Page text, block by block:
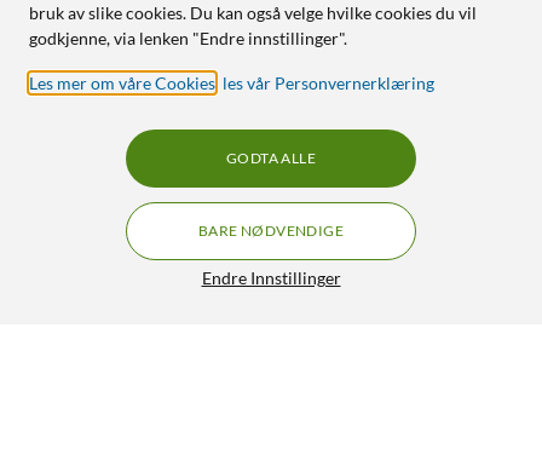
bruk av slike cookies. Du kan også velge hvilke cookies du vil
godkjenne, via lenken "Endre innstillinger".
Les mer om våre Cookies les vår Personvernerklæring
Endre Innstillinger
BARE NØDVENDIGE
GODTA ALLE